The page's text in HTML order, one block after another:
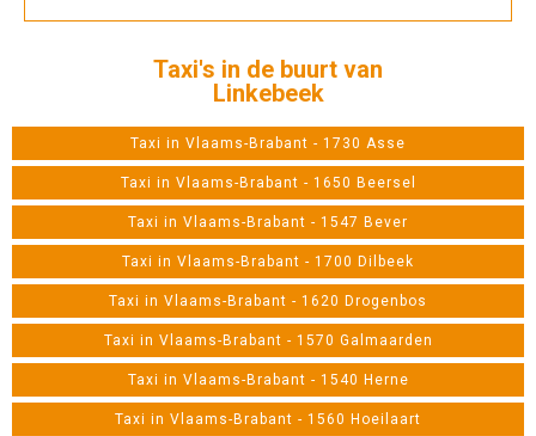
Taxi's in de buurt van
Linkebeek
Taxi in Vlaams-Brabant - 1730 Asse
Taxi in Vlaams-Brabant - 1650 Beersel
Taxi in Vlaams-Brabant - 1547 Bever
Taxi in Vlaams-Brabant - 1700 Dilbeek
Taxi in Vlaams-Brabant - 1620 Drogenbos
Taxi in Vlaams-Brabant - 1570 Galmaarden
Taxi in Vlaams-Brabant - 1540 Herne
Taxi in Vlaams-Brabant - 1560 Hoeilaart